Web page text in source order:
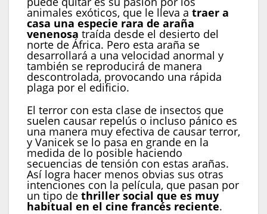
animales exóticos, que le lleva a traer a
casa una especie rara de araña
venenosa traída desde el desierto del
norte de África. Pero esta araña se
desarrollará a una velocidad anormal y
también se reproducirá de manera
descontrolada, provocando una rápida
plaga por el edificio.
El terror con esta clase de insectos que
suelen causar repelús o incluso pánico es
una manera muy efectiva de causar terror,
y Vanicek se lo pasa en grande en la
medida de lo posible haciendo
secuencias de tensión con estas arañas.
Así logra hacer menos obvias sus otras
intenciones con la película, que pasan por
un tipo de thriller social que es muy
habitual en el cine francés reciente.